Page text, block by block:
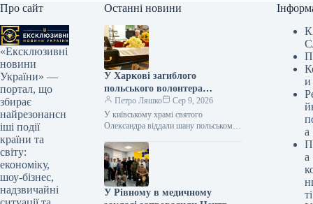
Про сайт
«Ексклюзивні
новини
України» —
портал, що
збирає
найрезонансн
іші події
країни та
світу:
економіку,
шоу-бізнес,
надзвичайні
Останні новини
У Харкові загиблого
польського волонтера
поховали в Києві
Петро Ляшко
Сер 9, 2026
У київському храмі святого
Олександра віддали шану польському
Вольському, який зазнав смерті в
Харкові від атаки російського
безпілотника.…
У Рівному в медичному
и
а
а
ті